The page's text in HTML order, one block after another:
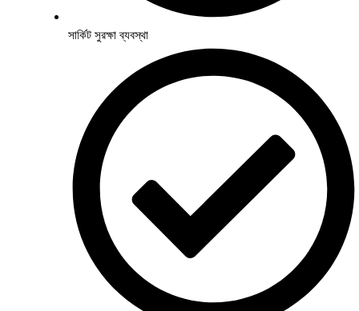
সার্কিট সুরক্ষা ব্যবস্থা